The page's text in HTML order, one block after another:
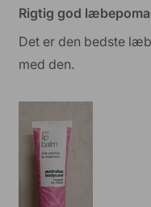
5
ud
af
5
stjerner
Rigtig god
Det er den bedste
med den.